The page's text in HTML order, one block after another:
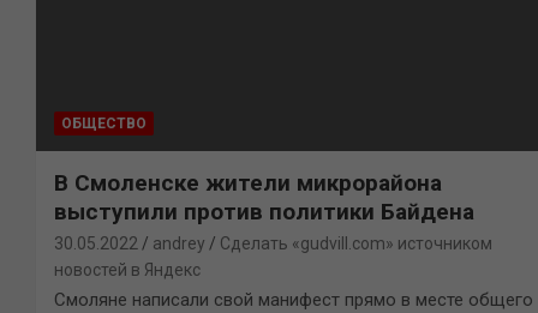
ОБЩЕСТВО
В Смоленске жители микрорайона
выступили против политики Байдена
30.05.2022 andrey
Сделать «gudvill.com» источником
новостей в Яндекс
Смоляне написали свой манифест прямо в месте общего